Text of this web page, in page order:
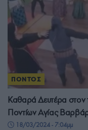
ΠΟΝΤΟΣ
Καθαρά Δευτέρα στον
Ποντίων Αγίας
18/03/2024 - 7:04μμ